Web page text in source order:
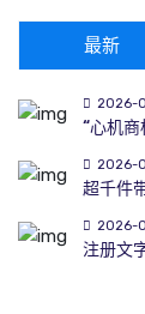
最新
2026-
“心机
2026-
超千件
2026-
注册文